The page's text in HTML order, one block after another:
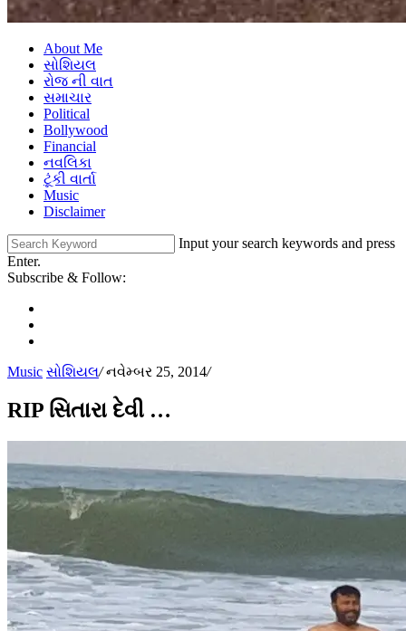
About Me
સોશિયલ
રોજ ની વાત
સમાચાર
Political
Bollywood
Financial
નવલિકા
ટૂંકી વાર્તા
Music
Disclaimer
Input your search keywords and press
Enter.
Subscribe & Follow:
Music સોશિયલ/નવેમ્બર 25, 2014/
RIP સિતારા દેવી …